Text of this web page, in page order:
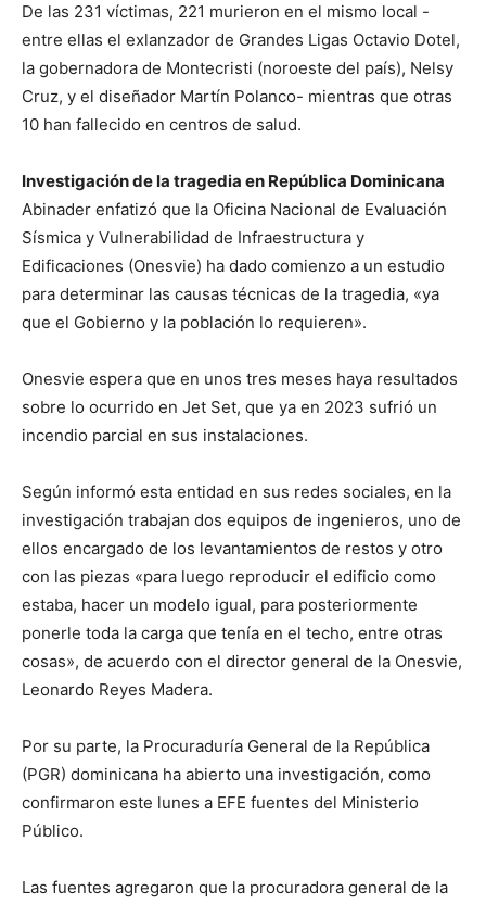
De las 231 víctimas, 221 murieron en el mismo local -
entre ellas el exlanzador de Grandes Ligas Octavio Dotel,
la gobernadora de Montecristi (noroeste del país), Nelsy
Cruz, y el diseñador Martín Polanco- mientras que otras
10 han fallecido en centros de salud.
Investigación de la tragedia en República Dominicana
Abinader enfatizó que la Oficina Nacional de Evaluación
Sísmica y Vulnerabilidad de Infraestructura y
Edificaciones (Onesvie) ha dado comienzo a un estudio
para determinar las causas técnicas de la tragedia, «ya
que el Gobierno y la población lo requieren».
Onesvie espera que en unos tres meses haya resultados
sobre lo ocurrido en Jet Set, que ya en 2023 sufrió un
incendio parcial en sus instalaciones.
Según informó esta entidad en sus redes sociales, en la
investigación trabajan dos equipos de ingenieros, uno de
ellos encargado de los levantamientos de restos y otro
con las piezas «para luego reproducir el edificio como
estaba, hacer un modelo igual, para posteriormente
ponerle toda la carga que tenía en el techo, entre otras
cosas», de acuerdo con el director general de la Onesvie,
Leonardo Reyes Madera.
Por su parte, la Procuraduría General de la República
(PGR) dominicana ha abierto una investigación, como
confirmaron este lunes a EFE fuentes del Ministerio
Público.
Las fuentes agregaron que la procuradora general de la